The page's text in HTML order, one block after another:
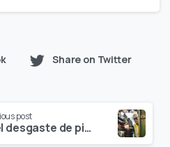
Share on Twitter
post
Cómo reducir el desgaste de piezas en troqueladoras y aumentar su vida útil